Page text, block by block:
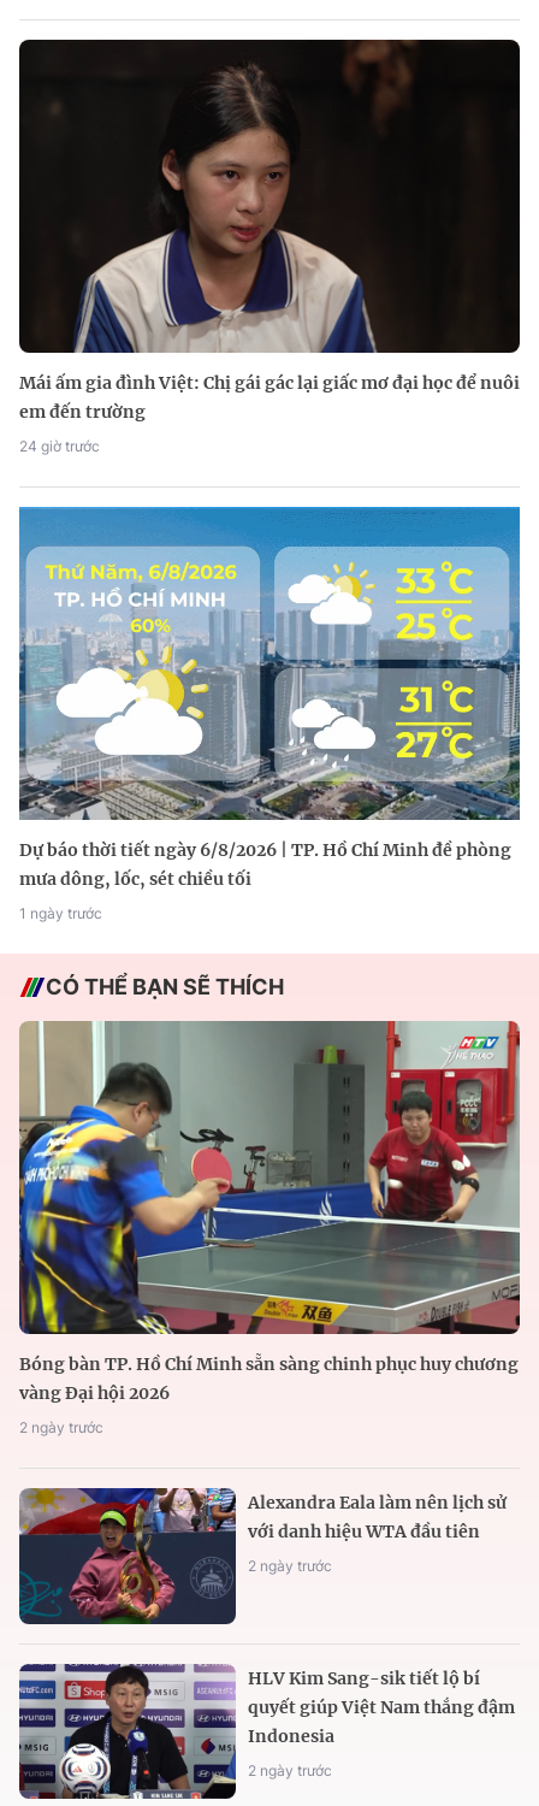
Mái ấm gia đình Việt: Chị gái gác lại giấc mơ đại học để nuôi
em đến trường
24 giờ trước
Dự báo thời tiết ngày 6/8/2026 | TP. Hồ Chí Minh đề phòng
mưa dông, lốc, sét chiều tối
1 ngày trước
CÓ THỂ BẠN SẼ THÍCH
Bóng bàn TP. Hồ Chí Minh sẵn sàng chinh phục huy chương
vàng Đại hội 2026
2 ngày trước
Alexandra Eala làm nên lịch sử
với danh hiệu WTA đầu tiên
2 ngày trước
HLV Kim Sang-sik tiết lộ bí
quyết giúp Việt Nam thắng đậm
Indonesia
2 ngày trước